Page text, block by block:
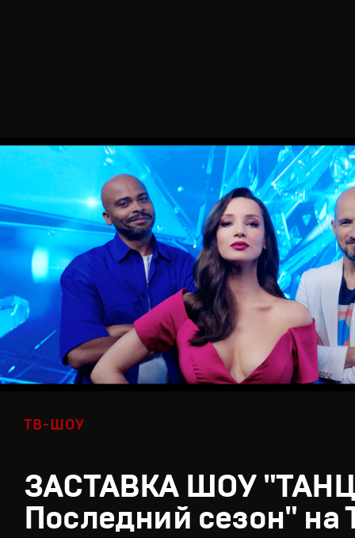
ТВ-ШОУ
ЗАСТАВКА ШОУ
Последний сезон" на